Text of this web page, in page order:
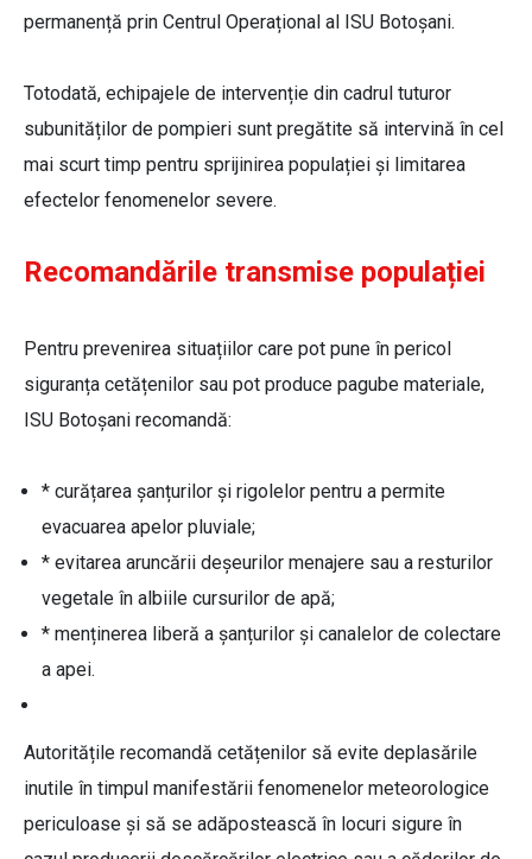
permanență prin Centrul Operațional al ISU Botoșani.
Totodată, echipajele de intervenție din cadrul tuturor
subunităților de pompieri sunt pregătite să intervină în cel
mai scurt timp pentru sprijinirea populației și limitarea
efectelor fenomenelor severe.
Recomandările transmise populației
Pentru prevenirea situațiilor care pot pune în pericol
siguranța cetățenilor sau pot produce pagube materiale,
ISU Botoșani recomandă:
* curățarea șanțurilor și rigolelor pentru a permite
evacuarea apelor pluviale;
* evitarea aruncării deșeurilor menajere sau a resturilor
vegetale în albiile cursurilor de apă;
* menținerea liberă a șanțurilor și canalelor de colectare
a apei.
Autoritățile recomandă cetățenilor să evite deplasările
inutile în timpul manifestării fenomenelor meteorologice
periculoase și să se adăpostească în locuri sigure în